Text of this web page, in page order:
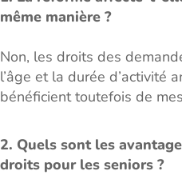
même manière ?
Non, les droits des
l’âge et la durée d’activité
bénéficient toutefois de
2. Quels sont les
droits pour les seniors ?